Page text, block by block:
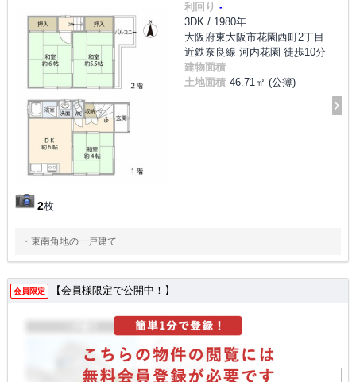
2枚
利回り -
3DK / 1980年
大阪府東大阪市花園西町2丁目
近鉄奈良線 河内花園 徒歩10分
建物面積 -
土地面積 46.71㎡ (公簿)
・東南角地の一戸建て
会員限定 【会員様限定で公開中！】